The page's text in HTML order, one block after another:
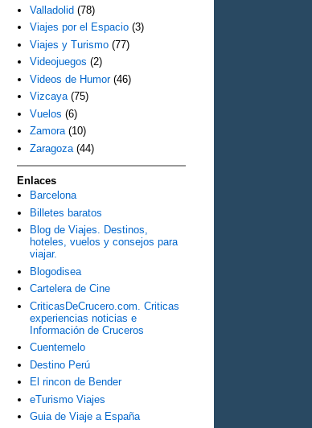
Valladolid (78)
Viajes por el Espacio (3)
Viajes y Turismo (77)
Videojuegos (2)
Videos de Humor (46)
Vizcaya (75)
Vuelos (6)
Zamora (10)
Zaragoza (44)
Enlaces
Barcelona
Billetes baratos
Blog de Viajes. Destinos,
hoteles, vuelos y consejos para
viajar.
Blogodisea
Cartelera de Cine
CriticasDeCrucero.com. Criticas
experiencias noticias e
Información de Cruceros
Cuentemelo
Destino Perú
El rincon de Bender
eTurismo Viajes
Guia de Viaje a España